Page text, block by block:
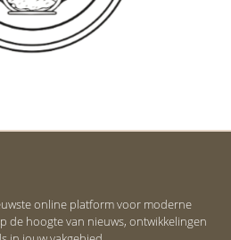
online platform voor moderne
de hoogte van nieuws, ontwikkelingen